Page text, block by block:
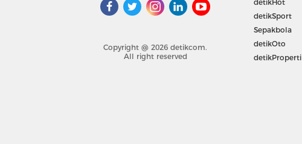
Copyright @ 2026 detikcom.
All right reserved
detikHot
detikSport
Sepakbola
detikOto
detikProperti